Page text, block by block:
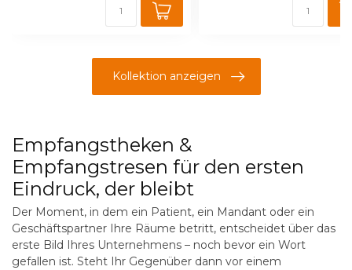
Kollektion anzeigen
Empfangstheken &
Empfangstresen für den ersten
Eindruck, der bleibt
Der Moment, in dem ein Patient, ein Mandant oder ein
Geschäftspartner Ihre Räume betritt, entscheidet über das
erste Bild Ihres Unternehmens – noch bevor ein Wort
gefallen ist. Steht Ihr Gegenüber dann vor einem